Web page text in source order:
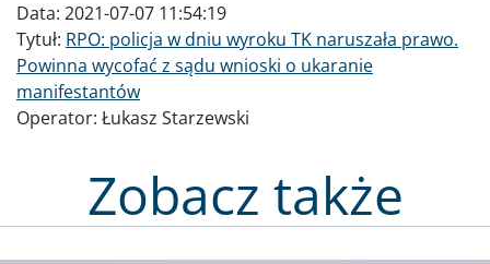
Data: 2021-07-07 11:54:19
Tytuł: RPO: policja w dniu wyroku TK naruszała prawo.
Powinna wycofać z sądu wnioski o ukaranie
manifestantów
Operator: Łukasz Starzewski
Zobacz także